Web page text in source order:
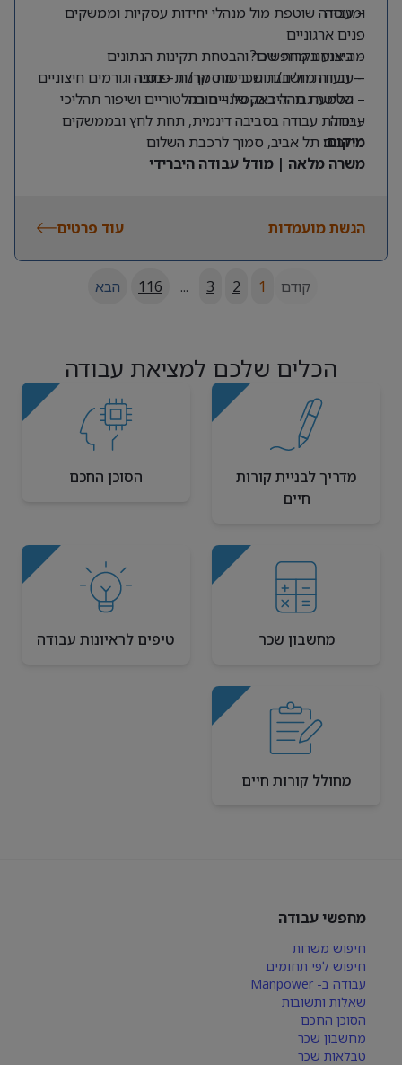
ומנוסה
– עבודה שוטפת מול מנהלי יחידות עסקיות וממשקים
פנים ארגוניים
– ביצוע בקרות שכר והבטחת תקינות הנתונים
– עבודה מול חברות ביטוח, קרנות פנסיה וגורמים חיצוניים
– הטמעת תהליכים, שינויים רגולטוריים ושיפור תהליכי
עבודה
מה אנחנו מחפשים?
– תעודת חשב/ת שכר מוסמך/ת – חובה
– שליטה גבוהה באקסל – חובה
– יכולת עבודה בסביבה דינמית, תחת לחץ ובממשקים
מרובים
מיקום: תל אביב, סמוך לרכבת השלום
משרה מלאה | מודל עבודה היברידי
הגשת מועמדות עוד פרטים
קודם 1
2
3
...
116 הבא
הכלים שלכם למציאת עבודה
מדריך לבניית קורות
חיים
הסוכן החכם
מחשבון שכר טיפים לראיונות עבודה
מחולל קורות חיים
מחפשי עבודה
חיפוש משרות
חיפוש לפי תחומים
עבודה ב- Manpower
שאלות ותשובות
הסוכן החכם
מחשבון שכר
טבלאות שכר